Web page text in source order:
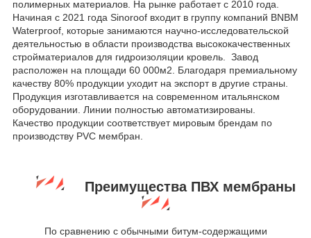
полимерных материалов. На рынке работает с 2010 года.
Начиная с 2021 года Sinoroof входит в группу компаний BNBM
Waterproof, которые занимаются научно-исследовательской
деятельностью в области производства высококачественных
стройматериалов для гидроизоляции кровель. Завод
расположен на площади 60 000м2. Благодаря премиальному
качеству 80% продукции уходит на экспорт в другие страны.
Продукция изготавливается на современном итальянском
оборудовании. Линии полностью автоматизированы.
Качество продукции соответствует мировым брендам по
производству PVC мембран.
Преимущества ПВХ мембраны
По сравнению с обычными битум-содержащими